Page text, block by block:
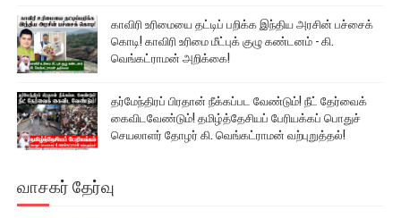
காவிரி உரிமையை தட்டிப் பறிக்க இந்திய அரசின் பச்சைக்
கொடி! காவிரி உரிமை மீட்புக் குழு கண்டனம் - கி.
வெங்கட்ராமன் அறிக்கை!
தர்மேந்திரப் பிரதான் நீக்கப்பட வேண்டும்! நீட் தேர்வைக்
கைவிடவேண்டும்! தமிழ்த்தேசியப் பேரியக்கப் பொதுச்
செயலாளர் தோழர் கி. வெங்கட்ராமன் வற்புறுத்தல்!
வாசகர் தேர்வு